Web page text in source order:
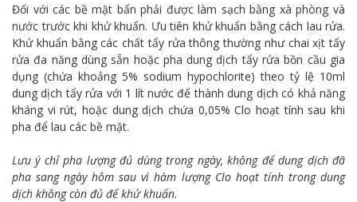
Đối với các bề mặt bẩn phải được làm sạch bằng xà phòng và
nước trước khi khử khuẩn. Ưu tiên khử khuẩn bằng cách lau rửa.
Khử khuẩn bằng các chất tẩy rửa thông thường như chai xịt tẩy
rửa đa năng dùng sẵn hoặc pha dung dịch tẩy rửa bồn cầu gia
dụng (chứa khoảng 5% sodium hypochlorite) theo tỷ lệ 10ml
dung dịch tẩy rửa với 1 lít nước để thành dung dịch có khả năng
kháng vi rút, hoặc dung dịch chứa 0,05% Clo hoạt tính sau khi
pha để lau các bề mặt.
Lưu ý chỉ pha lượng đủ dùng trong ngày, không để dung dịch đã
pha sang ngày hôm sau vì hàm lượng Clo hoạt tính trong dung
dịch không còn đủ để khử khuẩn.